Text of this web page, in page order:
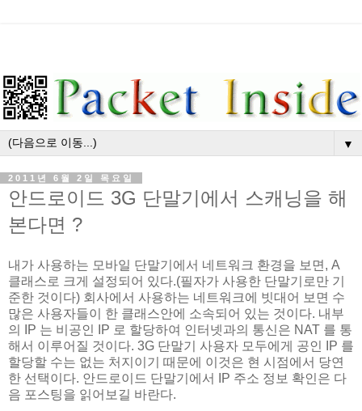
▼
2011년 6월 2일 목요일
안드로이드 3G 단말기에서 스캐닝을 해
본다면 ?
내가 사용하는 모바일 단말기에서 네트워크 환경을 보면, A
클래스로 크게 설정되어 있다.(필자가 사용한 단말기로만 기
준한 것이다) 회사에서 사용하는 네트워크에 빗대어 보면 수
많은 사용자들이 한 클래스안에 소속되어 있는 것이다. 내부
의 IP 는 비공인 IP 로 할당하여 인터넷과의 통신은 NAT 를 통
해서 이루어질 것이다. 3G 단말기 사용자 모두에게 공인 IP 를
할당할 수는 없는 처지이기 때문에 이것은 현 시점에서 당연
한 선택이다. 안드로이드 단말기에서 IP 주소 정보 확인은 다
음 포스팅을 읽어보길 바란다.